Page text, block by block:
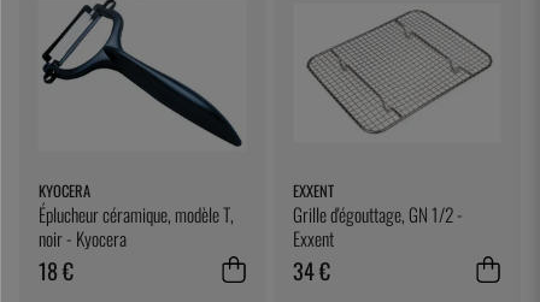
KYOCERA
Éplucheur céramique, modèle T,
noir - Kyocera
18 €
EXXENT
Grille d'égouttage, GN 1/2 -
Exxent
34 €